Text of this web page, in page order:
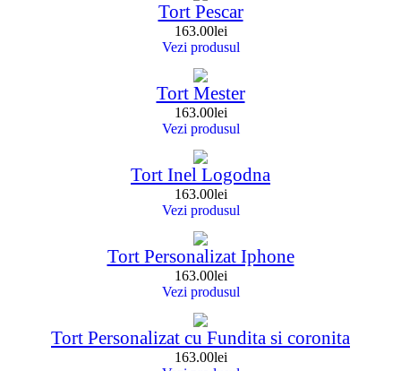
Tort Pescar
163.00lei
Vezi produsul
Tort Mester
163.00lei
Vezi produsul
Tort Inel Logodna
163.00lei
Vezi produsul
Tort Personalizat Iphone
163.00lei
Vezi produsul
Tort Personalizat cu Fundita si coronita
163.00lei